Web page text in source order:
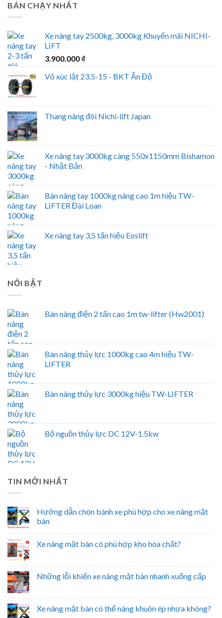
BÁN CHẠY NHẤT
Xe nâng tay 2500kg, 3000kg Khuyến mãi NICHI-
LIFT
3.900.000 ₫
Vỏ xúc lật 23.5-15 - BKT Ấn Độ
Thang nâng đôi Nichi-lift Japan
Xe nâng tay 3000kg càng 550x1150mm Bishamon
- Nhật Bản
Bàn nâng tay 1000kg nâng cao 1m hiệu TW-
LIFTER Đài Loan
Xe nâng tay 3,5 tấn hiệu Eoslift
NỔI BẬT
Bàn nâng điện 2 tấn cao 1m tw-lifter (Hw2001)
Bàn nâng thủy lực 1000kg cao 4m hiệu TW-
LIFTER
Bàn nâng thủy lực 3000kg hiệu TW-LIFTER
Bộ nguồn thủy lực DC 12V-1.5kw
TIN MỚI NHẤT
Hướng dẫn chọn bánh xe phù hợp cho xe nâng mặt
bàn
Xe nâng mặt bàn có phù hợp kho hóa chất?
Những lỗi khiến xe nâng mặt bàn nhanh xuống cấp
Xe nâng mặt bàn có thể nâng khuôn ép nhựa không?